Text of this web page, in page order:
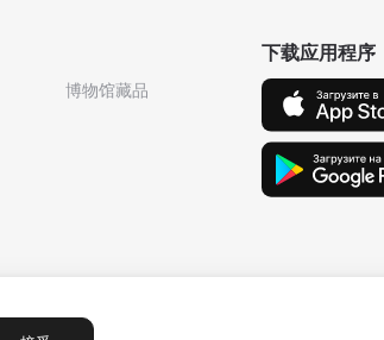
博物馆藏品
下载应用程序